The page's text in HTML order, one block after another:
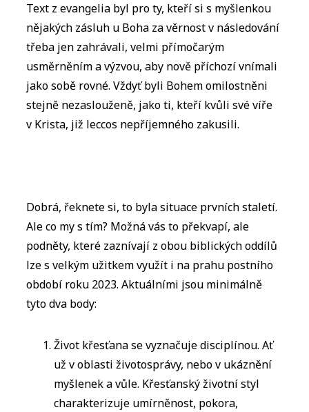
Text z evangelia byl pro ty, kteří si s myšlenkou
nějakých zásluh u Boha za věrnost v následování
třeba jen zahrávali, velmi přímočarým
usměrněním a výzvou, aby nově příchozí vnímali
jako sobě rovné. Vždyť byli Bohem omilostněni
stejně nezaslouženě, jako ti, kteří kvůli své víře
v Krista, již leccos nepříjemného zakusili.
Dobrá, řeknete si, to byla situace prvních staletí.
Ale co my s tím? Možná vás to překvapí, ale
podněty, které zaznívají z obou biblických oddílů
lze s velkým užitkem využít i na prahu postního
období roku 2023. Aktuálními jsou minimálně
tyto dva body:
Život křesťana se vyznačuje disciplínou. Ať
už v oblasti životosprávy, nebo v ukáznění
myšlenek a vůle. Křesťanský životní styl
charakterizuje umírněnost, pokora,